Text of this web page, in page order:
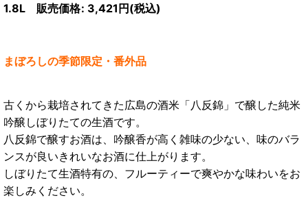
1.8L 販売価格: 3,421円 (税込)
まぼろしの季節限定・番外品
古くから栽培されてきた広島の酒米「八反錦」で醸した純米
吟醸しぼりたての生酒です。
八反錦で醸すお酒は、吟醸香が高く雑味の少ない、味のバラ
ンスが良いきれいなお酒に仕上がります。
しぼりたて生酒特有の、フルーティーで爽やかな味わいをお
楽しみください。